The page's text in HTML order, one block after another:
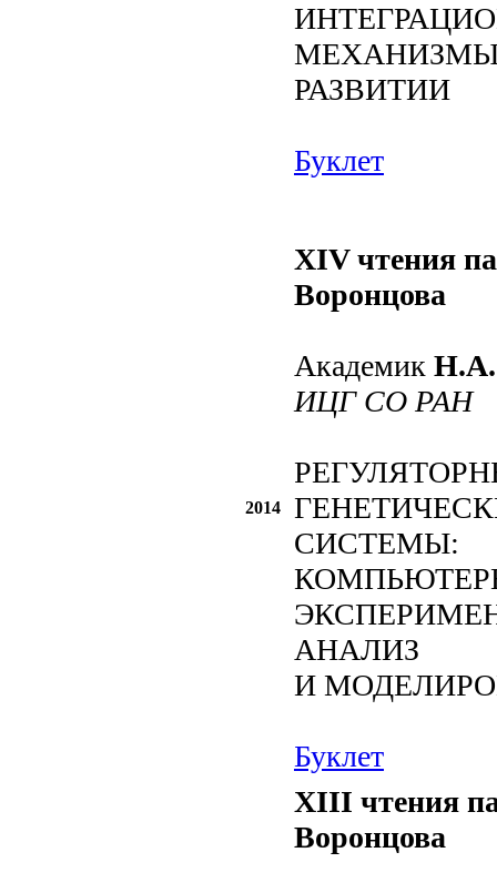
РАЗВИТИИ
Буклет
2014
XIV чтения
Воронцова
Академик Н.А.
ИЦГ СО РАН
СИСТЕМЫ:
АНАЛИЗ
И
Буклет
XIII чтения
Воронцова